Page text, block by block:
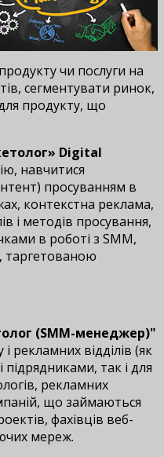
чи послуги на
сегментувати ринок,
продукту, що
Digital
навчитися
просуванням в
контекстна реклама,
і методів просування,
в роботі з SMM,
таргетованою
(SMM-менеджер)"
і рекламних відділів (як
так і для
рекламних
що займаються
фахівців веб-
мереж.